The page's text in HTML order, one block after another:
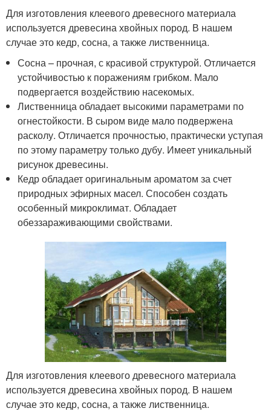
Для изготовления клеевого древесного материала
используется древесина хвойных пород. В нашем
случае это кедр, сосна, а также лиственница.
Сосна – прочная, с красивой структурой. Отличается
устойчивостью к поражениям грибком. Мало
подвергается воздействию насекомых.
Лиственница обладает высокими параметрами по
огнестойкости. В сыром виде мало подвержена
расколу. Отличается прочностью, практически уступая
по этому параметру только дубу. Имеет уникальный
рисунок древесины.
Кедр обладает оригинальным ароматом за счет
природных эфирных масел. Способен создать
особенный микроклимат. Обладает
обеззараживающими свойствами.
Для изготовления клеевого древесного материала
используется древесина хвойных пород. В нашем
случае это кедр, сосна, а также лиственница.